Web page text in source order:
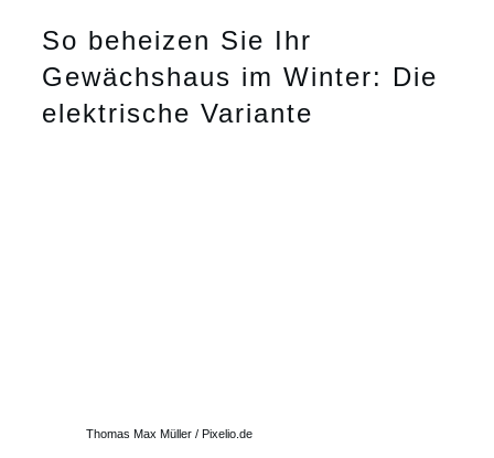
So beheizen Sie Ihr
Gewächshaus im Winter: Die
elektrische Variante
Thomas Max Müller / Pixelio.de